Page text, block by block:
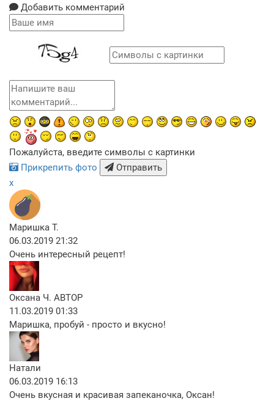
Добавить комментарий
Пожалуйста, введите символы с картинки
Прикрепить фото
Отправить
x
Маришка Т.
06.03.2019 21:32
Очень интересный рецепт!
Оксана Ч. АВТОР
11.03.2019 01:33
Маришка, пробуй - просто и вкусно!
Натали
06.03.2019 16:13
Очень вкусная и красивая запеканочка, Оксан!